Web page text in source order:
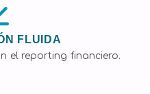
FLUIDA
el reporting financiero.